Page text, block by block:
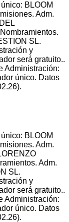
BLOOM
Adm.
SL.
y
será gratuito..
Administración:
único. Datos
BLOOM
Adm.
Adm.
SL.
y
será gratuito..
Administración:
único. Datos